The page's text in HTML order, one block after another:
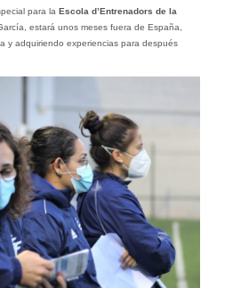
para la Escola d’Entrenadors de la
estará unos meses fuera de España,
y adquiriendo experiencias para después